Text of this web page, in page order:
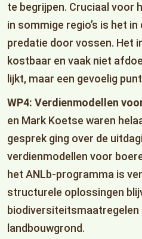
te begrijpen. Cruciaal voor
in sommige regio’s is het
predatie door vossen. Het
kostbaar en vaak niet
lijkt, maar een gevoelig
WP4: Verdienmodellen
en Mark Koetse waren
gesprek ging over de
verdienmodellen voor
het ANLb-programma is
structurele oplossingen
biodiversiteitsmaatregelen
landbouwgrond.